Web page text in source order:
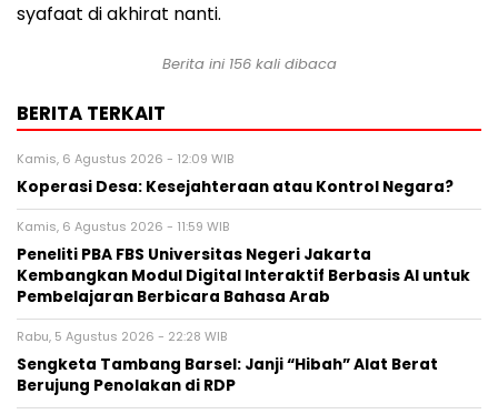
syafaat di akhirat nanti.
Berita ini 156kali dibaca
BERITA TERKAIT
Kamis, 6 Agustus 2026 - 12:09 WIB
Koperasi Desa: Kesejahteraan atau Kontrol Negara?
Kamis, 6 Agustus 2026 - 11:59 WIB
Peneliti PBA FBS Universitas Negeri Jakarta
Kembangkan Modul Digital Interaktif Berbasis AI untuk
Pembelajaran Berbicara Bahasa Arab
Rabu, 5 Agustus 2026 - 22:28 WIB
Sengketa Tambang Barsel: Janji “Hibah” Alat Berat
Berujung Penolakan di RDP